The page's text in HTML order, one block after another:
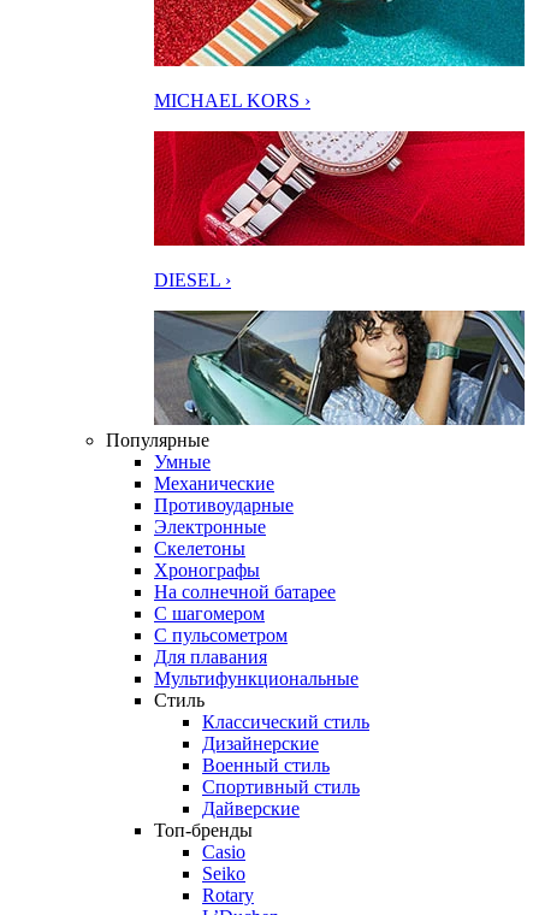
MICHAEL KORS ›
DIESEL ›
Популярные
Умные
Механические
Противоударные
Электронные
Скелетоны
Хронографы
На солнечной батарее
С шагомером
С пульсометром
Для плавания
Мультифункциональные
Стиль
Классический стиль
Дизайнерские
Военный стиль
Спортивный стиль
Дайверские
Топ-бренды
Casio
Seiko
Rotary